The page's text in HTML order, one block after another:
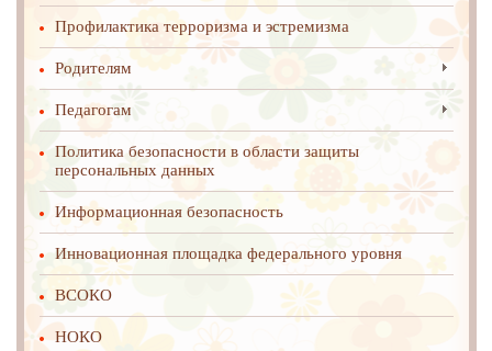
Профилактика терроризма и эстремизма
Родителям
Педагогам
Политика безопасности в области защиты
персональных данных
Информационная безопасность
Инновационная площадка федерального уровня
ВСОКО
НОКО